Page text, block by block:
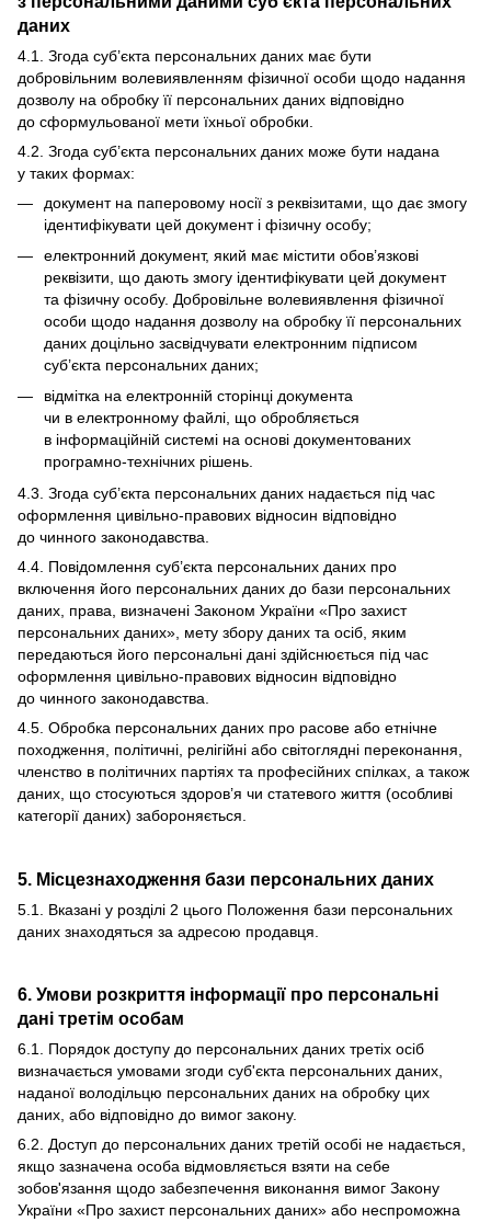
даних
4.1. Згода суб’єкта персональних даних має бути
добровільним волевиявленням фізичної особи щодо надання
дозволу на обробку її персональних даних відповідно
до сформульованої мети їхньої обробки.
4.2. Згода суб’єкта персональних даних може бути надана
у таких формах:
документ на паперовому носії з реквізитами, що дає змогу
ідентифікувати цей документ і фізичну особу;
електронний документ, який має містити обов’язкові
реквізити, що дають змогу ідентифікувати цей документ
та фізичну особу. Добровільне волевиявлення фізичної
особи щодо надання дозволу на обробку її персональних
даних доцільно засвідчувати електронним підписом
суб’єкта персональних даних;
відмітка на електронній сторінці документа
чи в електронному файлі, що обробляється
в інформаційній системі на основі документованих
програмно-технічних рішень.
4.3. Згода суб’єкта персональних даних надається під час
оформлення цивільно-правових відносин відповідно
до чинного законодавства.
4.4. Повідомлення суб’єкта персональних даних про
включення його персональних даних до бази персональних
даних, права, визначені Законом України «Про захист
персональних даних», мету збору даних та осіб, яким
передаються його персональні дані здійснюється під час
оформлення цивільно-правових відносин відповідно
до чинного законодавства.
4.5. Обробка персональних даних про расове або етнічне
походження, політичні, релігійні або світоглядні переконання,
членство в політичних партіях та професійних спілках, а також
даних, що стосуються здоров’я чи статевого життя (особливі
категорії даних) забороняється.
5. Місцезнаходження бази персональних даних
5.1. Вказані у розділі 2 цього Положення бази персональних
даних знаходяться за адресою продавця.
6. Умови розкриття інформації про персональні
дані третім особам
6.1. Порядок доступу до персональних даних третіх осіб
визначається умовами згоди суб'єкта персональних даних,
наданої володільцю персональних даних на обробку цих
даних, або відповідно до вимог закону.
6.2. Доступ до персональних даних третій особі не надається,
якщо зазначена особа відмовляється взяти на себе
зобов'язання щодо забезпечення виконання вимог Закону
України «Про захист персональних даних» або неспроможна